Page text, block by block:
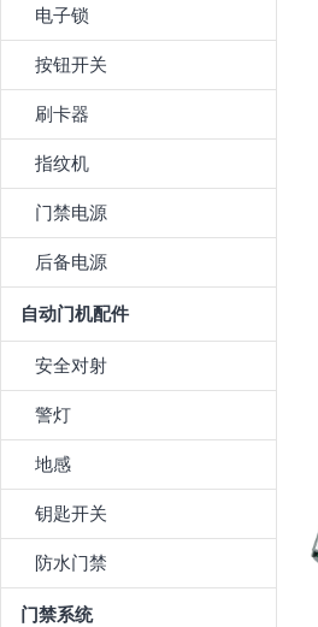
电子锁
按钮开关
刷卡器
指纹机
门禁电源
后备电源
自动门机配件
安全对射
警灯
地感
钥匙开关
防水门禁
门禁系统